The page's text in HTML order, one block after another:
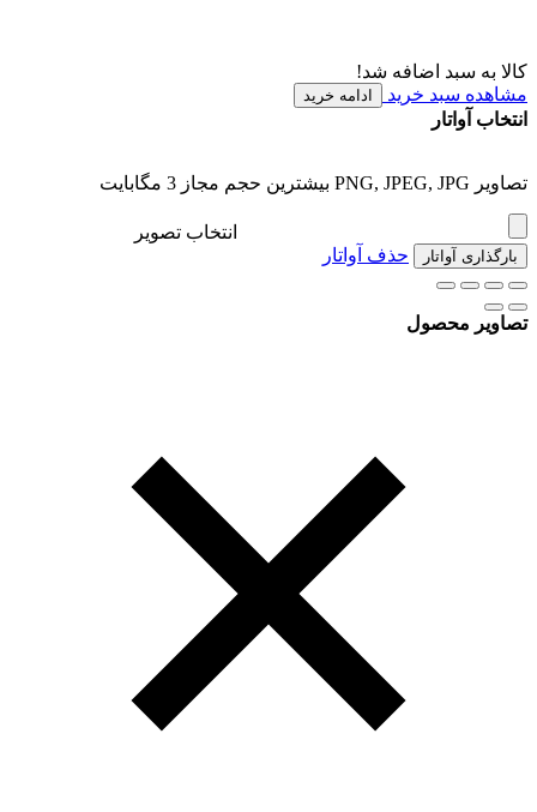
کالا به سبد اضافه شد!
مشاهده سبد خرید
ادامه خرید
انتخاب آواتار
تصاویر PNG, JPEG, JPG بیشترین حجم مجاز 3 مگابایت
انتخاب تصویر
بارگذاری آواتار حذف آواتار
تصاویر محصول